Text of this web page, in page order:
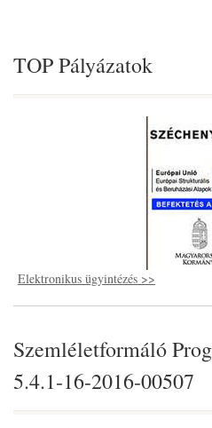
TOP Pályázatok
Elektronikus ügyintézés >>
Szemléletformáló
5.4.1-16-2016-00507